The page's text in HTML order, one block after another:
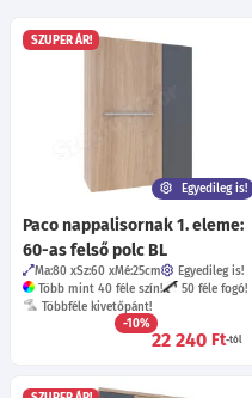
SZUPER ÁR!
Egyedileg is!
Paco nappalisornak 1. eleme:
60-as felső polc BL
Ma:80 Sz:60 Mé:25cm
Egyedileg is!
Több mint 40 féle szín!
50 féle fogó!
Többféle kivetőpánt!
-10%
22 240 Ft-tól